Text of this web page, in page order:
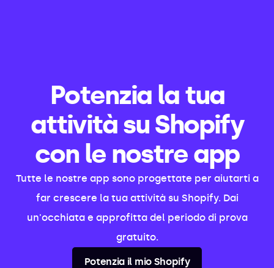
Potenzia la tua
attività su Shopify
con le nostre app
Tutte le nostre app sono progettate per aiutarti a
far crescere la tua attività su Shopify. Dai
un'occhiata e approfitta del periodo di prova
gratuito.
Potenzia il mio Shopify